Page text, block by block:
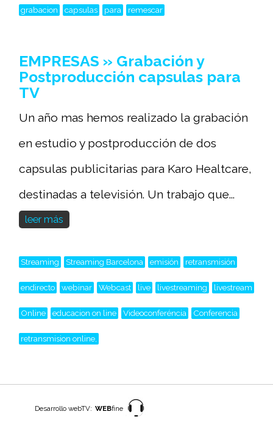
grabacion capsulas para remescar
EMPRESAS » Grabación y
Postproducción capsulas para
TV
Un año mas hemos realizado la grabación
en estudio y postproducción de dos
capsulas publicitarias para Karo Healtcare,
destinadas a televisión. Un trabajo que...
leer más
Streaming Streaming Barcelona emisión retransmisión
endirecto webinar Webcast live livestreaming livestream
Online educacion on line Videoconferéncia Conferencia
retransmision online,
Desarrollo webTV: WEBfine